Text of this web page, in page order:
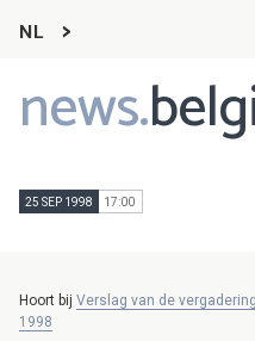
NL
news.
Main
navigation
25 SEP 1998 17:00
Hoort bij Verslag van de
1998